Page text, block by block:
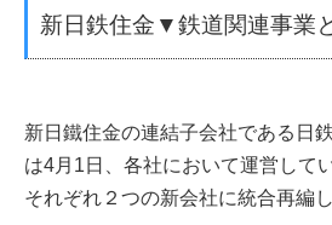
新日鉄住金▼鉄道関連事業
新日鐵住金の連結子会社である日
は4月1日、各社において運営して
それぞれ２つの新会社に統合再編し